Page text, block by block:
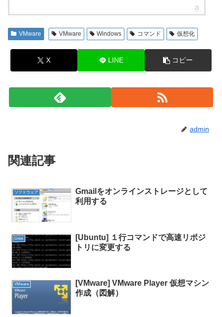
VMware VMware Windows コマンド 仮想化
X LINE コピー
admin
関連記事
ソフトウェア
Gmailをオンラインストレージとして
利用する
Linux
[Ubuntu] １行コマンドで高速リポジ
トリに変更する
VMware
[VMware] VMware Player 仮想マシン
作成（図解）